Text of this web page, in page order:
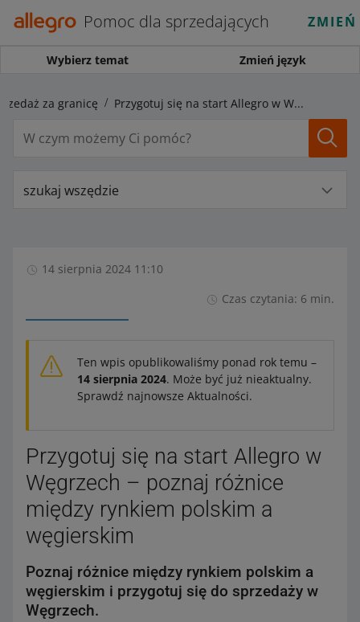
Pomoc dla sprzedających
Wybierz temat Zmień język
za granicę Przygotuj się na start Allegro w Węgrzech – poznaj różnice między rynkiem polskim a węgierskim
szukaj wszędzie
14 sierpnia 2024 11:10
Czas czytania: 6 min.
Ten wpis opublikowaliśmy ponad rok temu –
14 sierpnia 2024. Może być już nieaktualny.
Sprawdź najnowsze Aktualności.
Przygotuj się na start Allegro w
Węgrzech – poznaj różnice
między rynkiem polskim a
węgierskim
Poznaj różnice między rynkiem polskim a
węgierskim i przygotuj się do sprzedaży w
Węgrzech.